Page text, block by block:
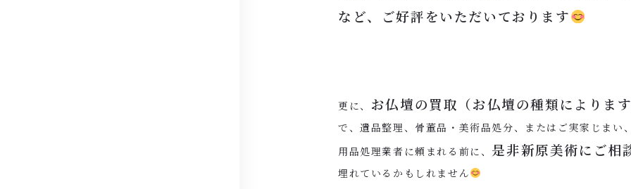
など、ご好評をいただいております
更に、 お仏壇の買取（お仏壇の種類によりま
で、遺品整理、骨董品・美術品処分、またはご実家じま
用品処理業者に頼まれる前に、 是非新原美術にご相
埋れているかもしれません